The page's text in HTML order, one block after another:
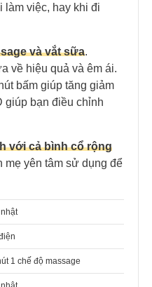
làm việc, hay khi đi
và vắt sữa.
về hiệu quả và êm ái.
bấm giúp tăng giảm
giúp bạn điều chỉnh
với cả bình cổ rộng
mẹ yên tâm sử dụng để
1 chế độ massage